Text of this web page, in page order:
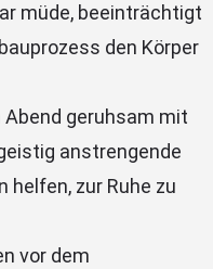
müde, beeinträchtigt
den Körper
Abend geruhsam mit
anstrengende
helfen, zur Ruhe zu
vor dem